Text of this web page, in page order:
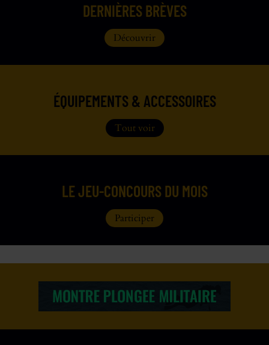
DERNIÈRES BRÈVES
Découvrir
ÉQUIPEMENTS & ACCESSOIRES
Tout voir
LE JEU-CONCOURS DU MOIS
Participer